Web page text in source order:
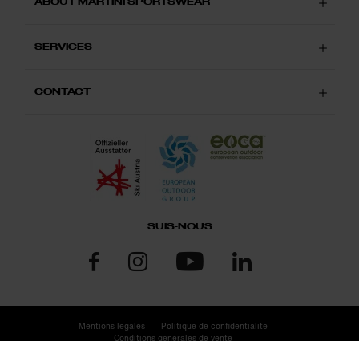
ABOUT MARTINI SPORTSWEAR
SERVICES
CONTACT
SUIS-NOUS
Mentions légales
Politique de confidentialité
Conditions générales de vente